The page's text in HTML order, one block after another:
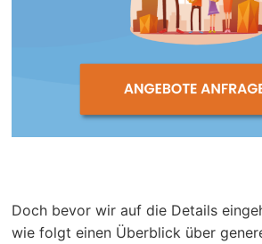
Doch bevor wir auf die Details
wie folgt einen Überblick über